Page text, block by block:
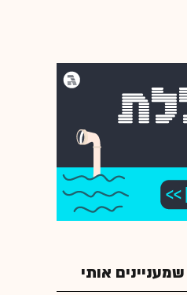
אותי